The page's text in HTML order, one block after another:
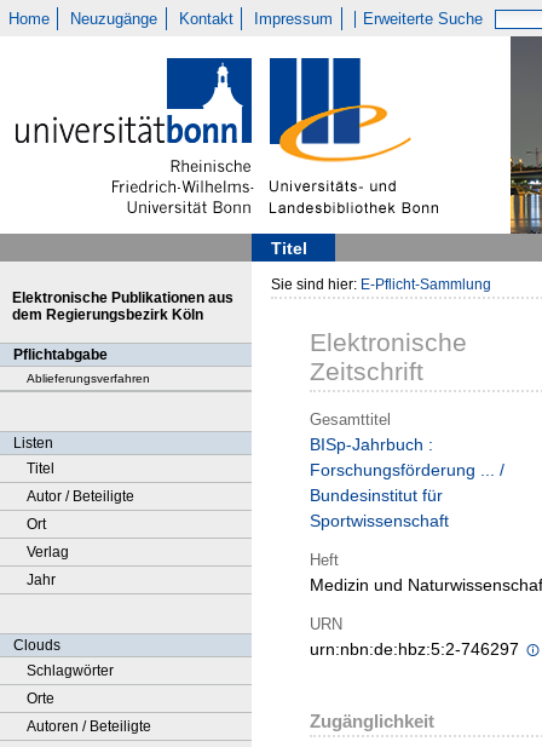
Home Neuzugänge Kontakt Impressum Erweiterte Suche
Titel
Elektronische Publikationen aus
dem Regierungsbezirk Köln
Pflichtabgabe
Ablieferungsverfahren
Listen
Titel
Autor / Beteiligte
Ort
Verlag
Jahr
Clouds
Schlagwörter
Orte
Autoren / Beteiligte
Sie sind hier: E-Pflicht-Sammlung
Elektronische
Zeitschrift
Gesamttitel
BISp-Jahrbuch :
Forschungsförderung ... /
Bundesinstitut für
Sportwissenschaft
Heft
Medizin und
URN
urn:nbn:de:hbz:5:2-746297
Zugänglichkeit